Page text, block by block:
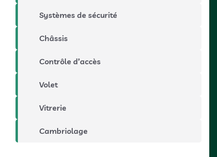
Systèmes de sécurité
Châssis
Contrôle d’accès
Volet
Vitrerie
Cambriolage